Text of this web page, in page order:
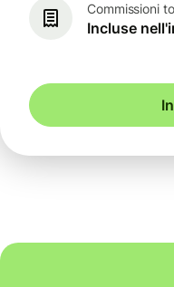
Commissioni
Incluse